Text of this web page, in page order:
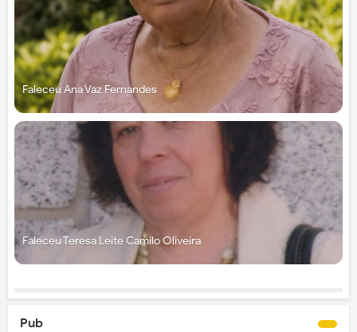
Faleceu Ana Vaz Fernandes
Faleceu Teresa Leite Camilo Oliveira
Pub